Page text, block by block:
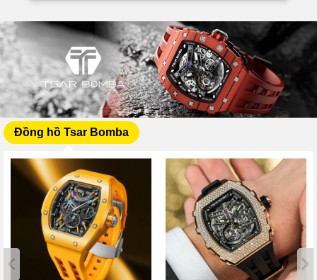
Đồng hồ Tsar Bomba